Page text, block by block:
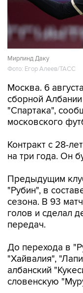
Мирлинд Даку
Фото: Егор Алеев/ТАСС
Москва. 6
сборной
"Спартака",
московского
Контракт с 28-
на три года. Он
Предыдущим
"Рубин", в
сезона. В 93
голов и сделал
передач.
До перехода в
"Хайвалия",
албанский
словенскую